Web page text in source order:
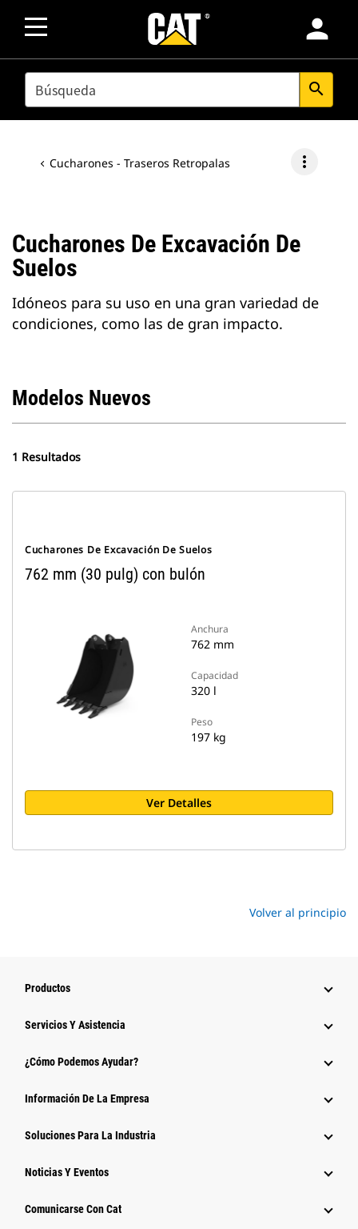
person
SEARCH search
Cucharones - Traseros Retropalas more_vert
Cucharones De Excavación De
Suelos
Idóneos para su uso en una gran variedad de
condiciones, como las de gran impacto.
Modelos Nuevos
1 Resultados
Cucharones De Excavación De Suelos
762 mm (30 pulg) con bulón
Anchura
762 mm
Capacidad
320 l
Peso
197 kg
Ver Detalles
Volver al principio
Productos
Servicios Y Asistencia
¿Cómo Podemos Ayudar?
Información De La Empresa
Soluciones Para La Industria
Noticias Y Eventos
Comunicarse Con Cat